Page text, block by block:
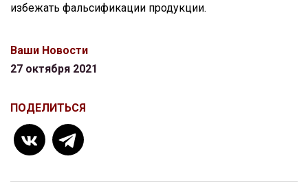
избежать фальсификации продукции.
Ваши Новости
27 октября 2021
ПОДЕЛИТЬСЯ